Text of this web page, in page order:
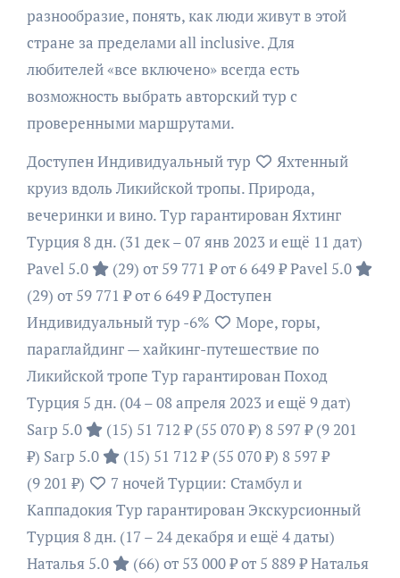
разнообразие, понять, как люди живут в этой
стране за пределами all inclusive. Для
любителей «все включено» всегда есть
возможность выбрать авторский тур с
проверенными маршрутами.
Доступен Индивидуальный тур
Яхтенный
круиз вдоль Ликийской тропы. Природа,
вечеринки и вино. Тур гарантирован Яхтинг
Турция 8 дн. (31 дек – 07 янв 2023 и ещё 11 дат)
Pavel 5.0
(29) от 59 771 ₽от 6 649 ₽Pavel 5.0
(29) от 59 771 ₽от 6 649 ₽Доступен
Индивидуальный тур -6%
Море, горы,
параглайдинг — хайкинг-путешествие по
Ликийской тропе Тур гарантирован Поход
Турция 5 дн. (04 – 08 апреля 2023 и ещё 9 дат)
Sarp 5.0
(15) 51 712 ₽(55 070 ₽) 8 597 ₽(9 201
₽) Sarp 5.0 (15) 51 712 ₽(55 070 ₽) 8 597 ₽
(9 201 ₽)
7 ночей Турции: Стамбул и
Каппадокия Тур гарантирован Экскурсионный
Турция 8 дн. (17 – 24 декабря и ещё 4 даты)
Наталья 5.0
(66) от 53 000 ₽от 5 889 ₽Наталья